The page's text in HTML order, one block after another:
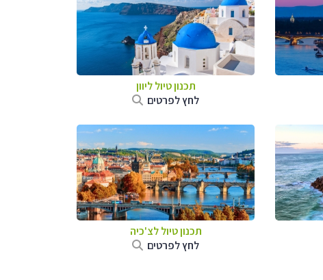
תכנון טיול ליוון
לחץ לפרטים
תכנון טיול לצ'כיה
לחץ לפרטים